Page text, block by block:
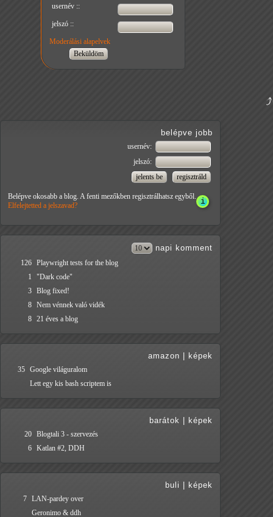
usernév ::
jelszó ::
Moderálási alapelvek
belépve jobb
usernév:
jelszó:
Belépve okosabb a blog. A fenti mezőkben regisztrálhatsz egyből.
Elfelejtetted a jelszavad?
napi komment
126 Playwright tests for the blog
1
"Dark code"
3 Blog fixed!
8 Nem vénnek való vidék
8 21 éves a blog
amazon képek
35 Google világuralom
Lett egy kis bash scriptem is
barátok képek
20 Blogtali 3 - szervezés
6 Katlan #2, DDH
buli képek
7 LAN-pardey over
Geronimo & ddh